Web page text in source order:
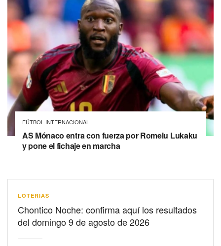
FÚTBOL INTERNACIONAL
AS Mónaco entra con fuerza por Romelu Lukaku
y pone el fichaje en marcha
LOTERIAS
Chontico Noche: confirma aquí los resultados
del domingo 9 de agosto de 2026